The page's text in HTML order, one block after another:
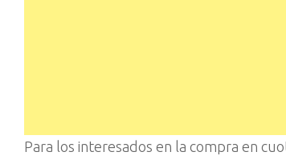
Para los interesados en la compra en